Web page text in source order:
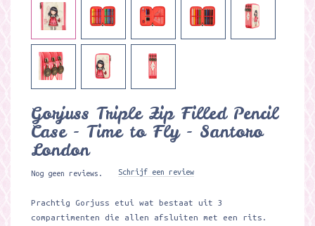
Gorjuss Triple Zip Filled Pencil
Case - Time to Fly - Santoro
London
Nog geen reviews. Schrijf een review
Prachtig Gorjuss etui wat bestaat uit 3
compartimenten die allen afsluiten met een rits.